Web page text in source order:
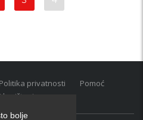
bolje
Politika privatnosti
Pomoć